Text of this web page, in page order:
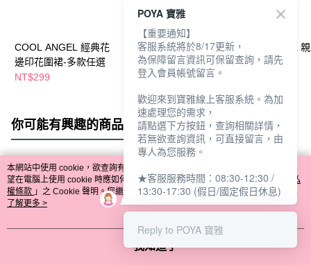
COOL ANGEL 經典花
邊印花圍裙-多款任選
NT$299
素雅格紋大圈束2入 多
款任選
NT$79
COOL ANGEL
雅無痕褲
你可能有興趣的商品 全站排行
熱門標籤
本網站中使用 cookie，欲查詢有關本網站使用 cookie 方式之詳情，及若您不希
望在電腦上使用 cookie 時應如何變更電腦的 cookie 設定，請參閱本網站「
隱私
權條款 」之 Cookie 聲明。您繼續使用本網站即表示您同意本公司得按本網站使
用條款之 Cookie 聲明使用 cookie。
了解更多 >
我知道了
POYA 寶雅
【重要通知】
客服系統將於8/17更新，
為保障留言資訊可保留查詢，請先
登入會員帳號留言。
歡迎來到寶雅線上客服系統。為加
速處理您的需求，
請點選下方按鈕，查詢相關詳情，
若無欲查詢資訊，可直接留言，由
專人為您服務。
★客服服務時間：08:30-12:30 /
13:30-17:30 (假日/國定假日休息)
Reply to POYA 寶雅